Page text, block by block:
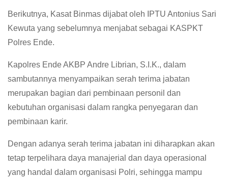
Berikutnya, Kasat Binmas dijabat oleh IPTU Antonius Sari
Kewuta yang sebelumnya menjabat sebagai KASPKT
Polres Ende.
Kapolres Ende AKBP Andre Librian, S.I.K., dalam
sambutannya menyampaikan serah terima jabatan
merupakan bagian dari pembinaan personil dan
kebutuhan organisasi dalam rangka penyegaran dan
pembinaan karir.
Dengan adanya serah terima jabatan ini diharapkan akan
tetap terpelihara daya manajerial dan daya operasional
yang handal dalam organisasi Polri, sehingga mampu